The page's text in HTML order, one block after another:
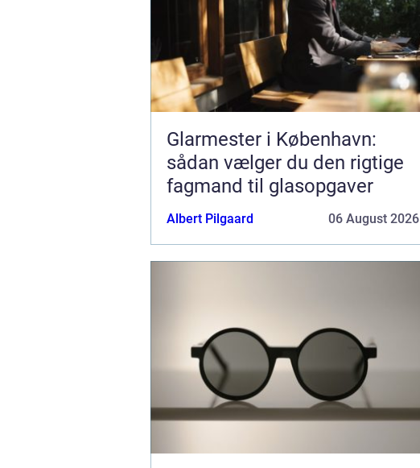
Glarmester i København:
sådan vælger du den rigtige
fagmand til glasopgaver
Albert Pilgaard 06 August 2026